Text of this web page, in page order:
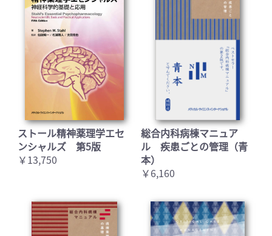
ストール精神薬理学エセ
ンシャルズ 第5版
￥13,750
総合内科病棟マニュア
ル 疾患ごとの管理（青
本）
￥6,160